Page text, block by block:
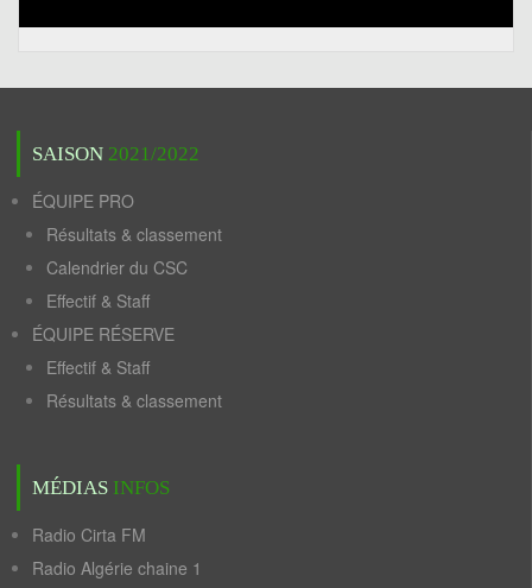
SAISON 2021/2022
ÉQUIPE PRO
Résultats & classement
Calendrier du CSC
Effectif & Staff
ÉQUIPE RÉSERVE
Effectif & Staff
Résultats & classement
MÉDIAS INFOS
Radio Cirta FM
Radio Algérie chaine 1